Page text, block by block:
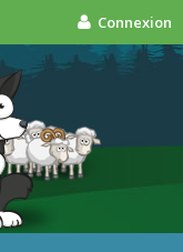
Connexion